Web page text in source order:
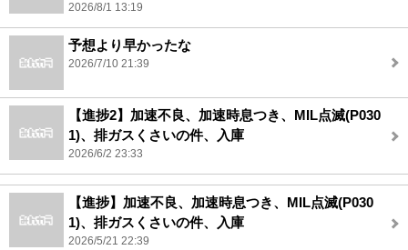
2026/8/1 13:19
予想より早かったな
2026/7/10 21:39
【進捗2】加速不良、加速時息つき、MIL点滅(P030
1)、排ガスくさいの件、入庫
2026/6/2 23:33
【進捗】加速不良、加速時息つき、MIL点滅(P030
1)、排ガスくさいの件、入庫
2026/5/21 22:39